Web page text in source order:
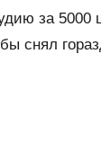
за 5000
снял